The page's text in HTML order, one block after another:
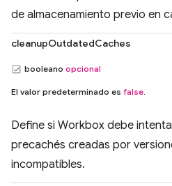
de almacenamiento previo en
cleanupOutdatedCaches
booleano opcional
El valor predeterminado es false.
Define si Workbox debe
precachés creadas por
incompatibles.